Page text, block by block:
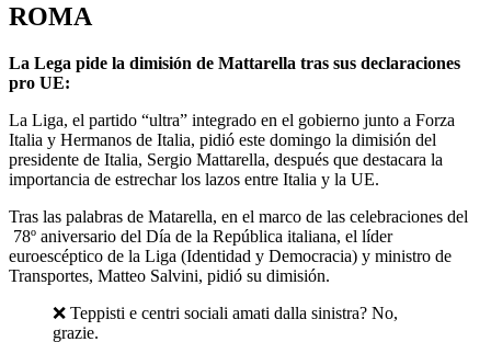
ROMA
La Lega pide la dimisión de Mattarella tras sus declaraciones
pro UE:
La Liga, el partido “ultra” integrado en el gobierno junto a Forza
Italia y Hermanos de Italia, pidió este domingo la dimisión del
presidente de Italia, Sergio Mattarella, después que destacara la
importancia de estrechar los lazos entre Italia y la UE.
Tras las palabras de Matarella, en el marco de las celebraciones del
78º aniversario del Día de la República italiana, el líder
euroescéptico de la Liga (Identidad y Democracia) y ministro de
Transportes, Matteo Salvini, pidió su dimisión.
❌ Teppisti e centri sociali amati dalla sinistra? No,
grazie.